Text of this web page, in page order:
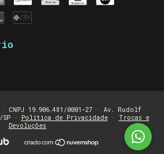
CNPJ 19.906.481/0001-27 · Av. Rudolf
·
Política de Privacidade·
Trocas e
Devoluções